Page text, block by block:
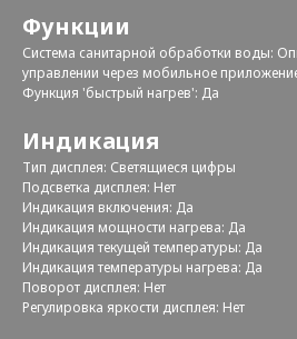
Функции
Система санитарной обработки воды:
управлении через мобильное
Функция 'быстрый нагрев': Да
Индикация
Тип дисплея: Светящиеся цифры
Подсветка дисплея: Нет
Индикация включения: Да
Индикация мощности нагрева: Да
Индикация текущей температуры: Да
Индикация температуры нагрева: Да
Поворот дисплея: Нет
Регулировка яркости дисплея: Нет